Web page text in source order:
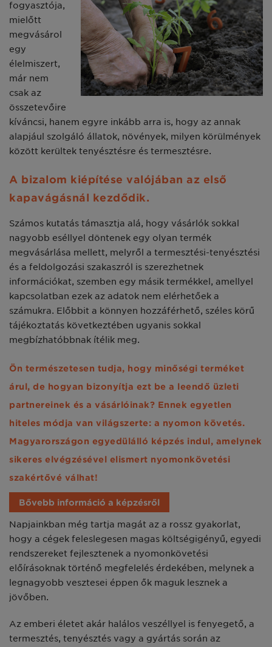
fogyasztója,
mielőtt
megvásárol
egy
élelmiszert,
már nem
csak az
összetevőire
kíváncsi, hanem egyre inkább arra is, hogy az annak
alapjául szolgáló állatok, növények, milyen körülmények
között kerültek tenyésztésre és termesztésre.
A bizalom kiépítése valójában az első
kapavágásnál kezdődik.
Számos kutatás támasztja alá, hogy vásárlók sokkal
nagyobb eséllyel döntenek egy olyan termék
megvásárlása mellett, melyről a termesztési-tenyésztési
és a feldolgozási szakaszról is szerezhetnek
információkat, szemben egy másik termékkel, amellyel
kapcsolatban ezek az adatok nem elérhetőek a
számukra. Előbbit a könnyen hozzáférhető, széles körű
tájékoztatás következtében ugyanis sokkal
megbízhatóbbnak ítélik meg.
Ön természetesen tudja, hogy minőségi terméket
árul, de hogyan bizonyítja ezt be a leendő üzleti
partnereinek és a vásárlóinak? Ennek egyetlen
hiteles módja van világszerte: a nyomon követés.
Magyarországon egyedülálló képzés indul, amelynek
sikeres elvégzésével elismert nyomonkövetési
szakértővé válhat!
Bővebb információ a képzésről
Napjainkban még tartja magát az a rossz gyakorlat,
hogy a cégek feleslegesen magas költségigényű, egyedi
rendszereket fejlesztenek a nyomonkövetési
előírásoknak történő megfelelés érdekében, melynek a
legnagyobb vesztesei éppen ők maguk lesznek a
jövőben.
Az emberi életet akár halálos veszéllyel is fenyegető, a
termesztés, tenyésztés vagy a gyártás során az